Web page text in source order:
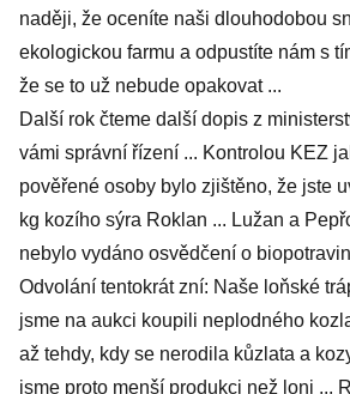
naději, že oceníte naši dlouhodobou
ekologickou farmu a odpustíte nám s
že se to už nebude opakovat ...
Další rok čteme další dopis z
vámi správní řízení ... Kontrolou KEZ
pověřené osoby bylo zjištěno, že jste
kg kozího sýra Roklan ... Lužan a
nebylo vydáno osvědčení o
Odvolání tentokrát zní: Naše loňské
jsme na aukci koupili neplodného
až tehdy, kdy se nerodila kůzlata a
jsme proto menší produkci než loni ...